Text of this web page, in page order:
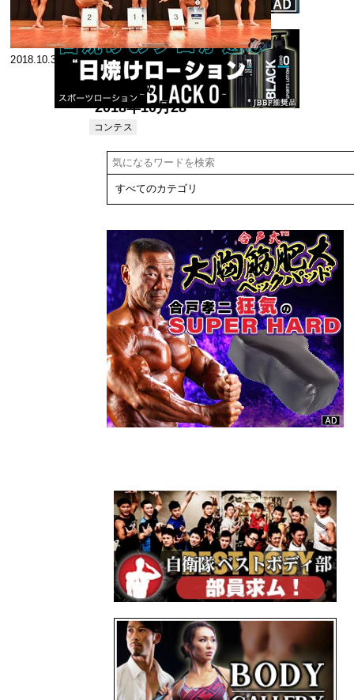
2018.10.30
【速報版】
2018年10月28
日開催 第10回
ル・フィット
ネス選手権大
会結果
コンテス